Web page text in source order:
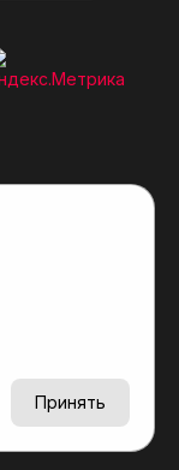
6+
Принять